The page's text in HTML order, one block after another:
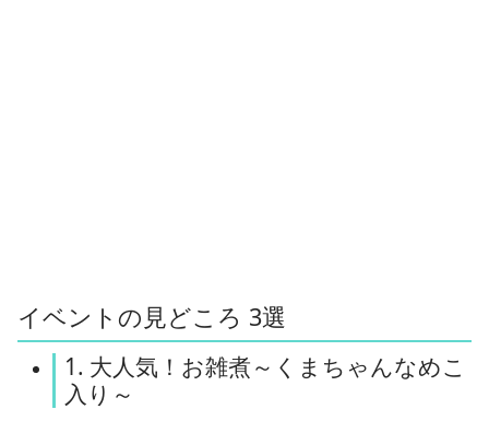
イベントの見どころ 3選
1. 大人気！お雑煮～くまちゃんなめこ
入り～